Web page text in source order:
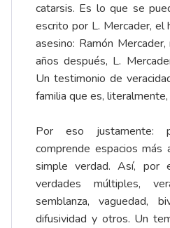
catarsis. Es lo que se
escrito por L. Mercader, el
asesino: Ramón
años después, L.
Un testimonio de
familia que es,
Por eso justamente:
comprende espacios
simple verdad. Así, por
verdades múltiples,
semblanza, vaguedad,
difusividad y otros. Un